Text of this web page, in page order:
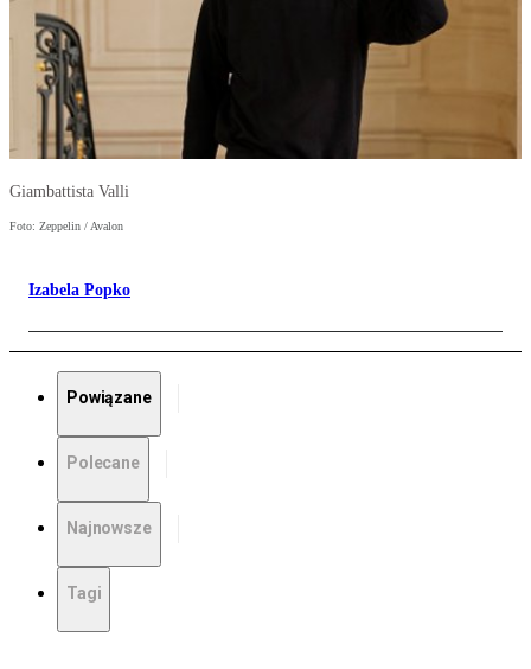
Giambattista Valli
Foto: Zeppelin / Avalon
Izabela Popko
Powiązane
Polecane
Najnowsze
Tagi